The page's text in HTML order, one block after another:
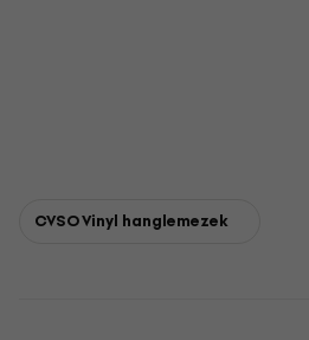
CVSO Vinyl hanglemezek